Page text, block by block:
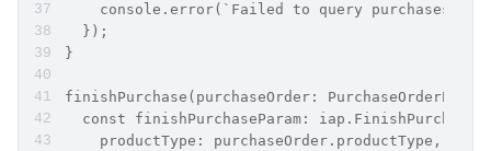
console.error(`Failed to query purchases.
  });
}
finishPurchase(purchaseOrder:
const finishPurchaseParam:
    productType: purchaseOrder.productType,